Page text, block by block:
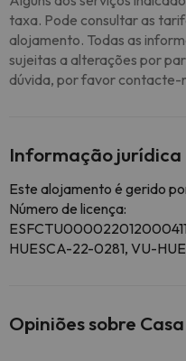
taxa. Pode consultar as
alojamento. Todas as
sujeitas a alterações por
dúvida, por favor contacte-
Informação jurídica
Este alojamento é gerido
Número de licença:
HUESCA-22-0281, VU-
Opiniões sobre